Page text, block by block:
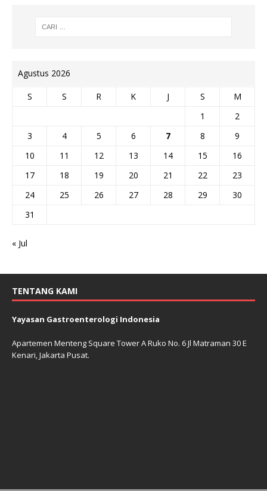
Agustus 2026
S S R K J S
M
1
2
3
4 5 6 7 8
9
10
11 12 13 14 15
16
17
18 19 20 21 22
23
24
25 26 27 28 29
30
31
« Jul
TENTANG KAMI
Yayasan Gastroenterologi Indonesia
Apartemen Menteng Square Tower A Ruko No. 6 Jl Matraman 30 E
Kenari, Jakarta Pusat.